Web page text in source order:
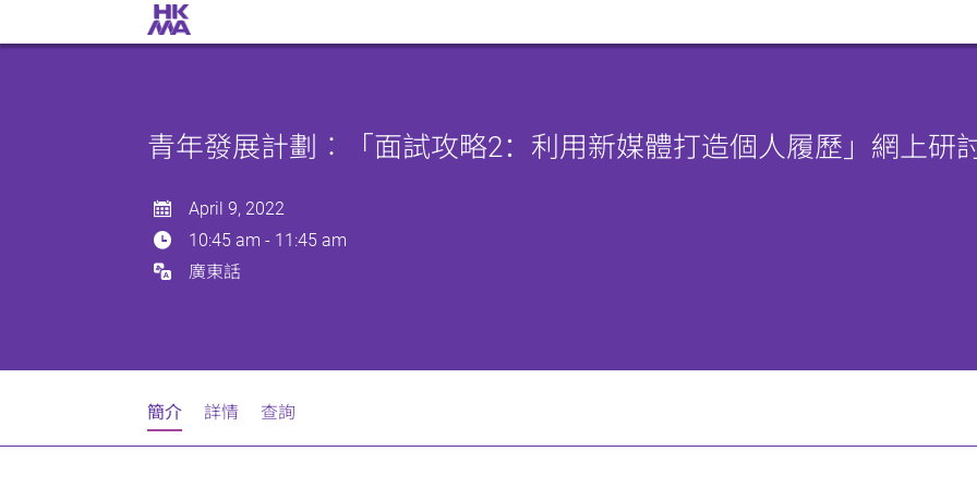
青年發展計劃︰「面試攻略2：利用新媒體打造個人履歷」網上研
April 9, 2022
10:45 am - 11:45 am
廣東話
簡介 詳情 查詢